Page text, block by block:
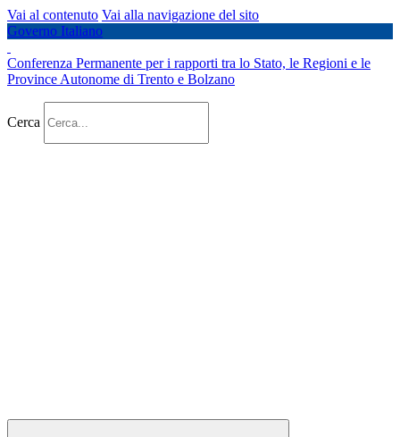
Vai al contenuto Vai alla navigazione del sito
Governo Italiano
Conferenza Permanente per i rapporti tra lo Stato, le Regioni e le
Province Autonome di Trento e Bolzano
Cerca